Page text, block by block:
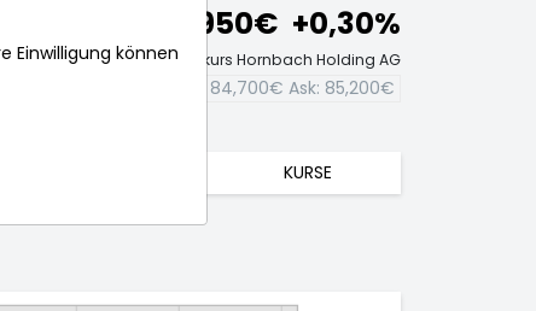
84,950€ +0,30%
Echtzeit-Aktienkurs Hornbach Holding AG
84,700€ Ask: 85,200€
KURSE
Einwilligung können